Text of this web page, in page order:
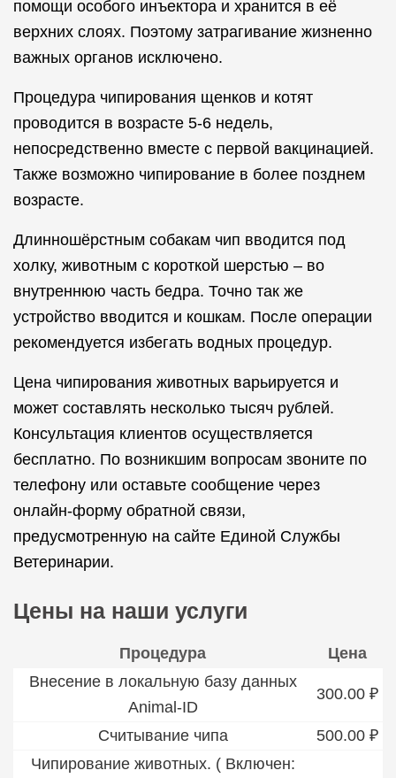
помощи особого инъектора и хранится в её
верхних слоях. Поэтому затрагивание жизненно
важных органов исключено.
Процедура чипирования щенков и котят
проводится в возрасте 5-6 недель,
непосредственно вместе с первой вакцинацией.
Также возможно чипирование в более позднем
возрасте.
Длинношёрстным собакам чип вводится под
холку, животным с короткой шерстью – во
внутреннюю часть бедра. Точно так же
устройство вводится и кошкам. После операции
рекомендуется избегать водных процедур.
Цена чипирования животных варьируется и
может составлять несколько тысяч рублей.
Консультация клиентов осуществляется
бесплатно. По возникшим вопросам звоните по
телефону или оставьте сообщение через
онлайн-форму обратной связи,
предусмотренную на сайте Единой Службы
Ветеринарии.
Цены на наши услуги
Процедура
Цена
Внесение в локальную базу данных
Animal-ID
300.00 ₽
Считывание чипа
500.00 ₽
Чипирование животных. ( Включен: